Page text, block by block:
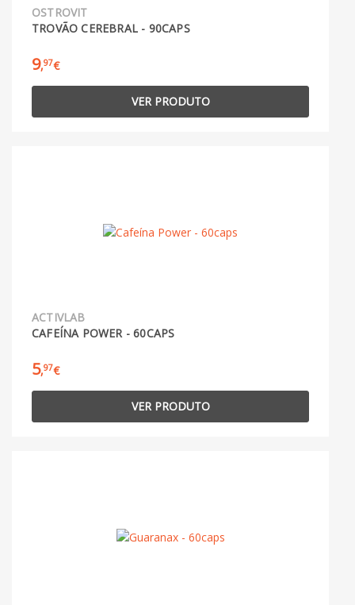
OSTROVIT
TROVÃO CEREBRAL - 90CAPS
9,97€
VER PRODUTO
ACTIVLAB
CAFEÍNA POWER - 60CAPS
5,97€
VER PRODUTO